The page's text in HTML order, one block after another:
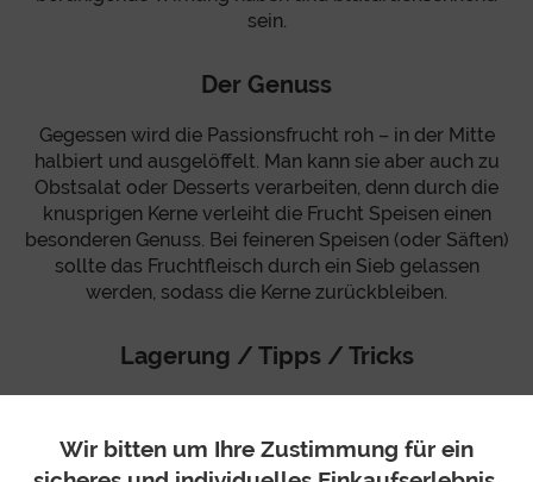
sein.
Der Genuss
Gegessen wird die Passionsfrucht roh – in der Mitte
halbiert und ausgelöffelt. Man kann sie aber auch zu
Obstsalat oder Desserts verarbeiten, denn durch die
knusprigen Kerne verleiht die Frucht Speisen einen
besonderen Genuss. Bei feineren Speisen (oder Säften)
sollte das Fruchtfleisch durch ein Sieb gelassen
werden, sodass die Kerne zurückbleiben.
Lagerung / Tipps / Tricks
recht faltig aussieht. Lassen Sie sich beim Kauf in
Wir bitten um Ihre Zustimmung für ein